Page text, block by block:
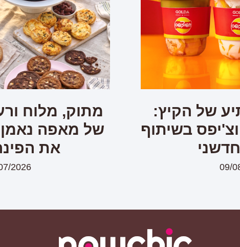
של הקיץ:
בשיתוף
09/
מתוק, מלוח
של מאפה נאמן
את
2026